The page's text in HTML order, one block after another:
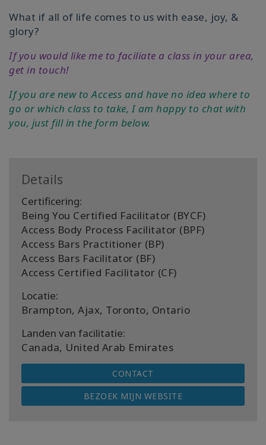
What if all of life comes to us with ease, joy, &
glory?
If you would like me to faciliate a class in your area,
get in touch!
If you are new to Access and have no idea where to
go or which class to take, I am happy to chat with
you, just fill in the form below.
Details
Certificering:
Being You Certified Facilitator (BYCF)
Access Body Process Facilitator (BPF)
Access Bars Practitioner (BP)
Access Bars Facilitator (BF)
Access Certified Facilitator (CF)
Locatie:
Brampton, Ajax, Toronto, Ontario
Landen van facilitatie:
Canada, United Arab Emirates
CONTACT
BEZOEK MIJN WEBSITE